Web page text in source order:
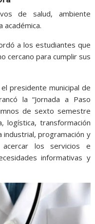
m
de salud, ambiente
académica.
a los estudiantes que
cercano para cumplir sus
presidente municipal de
la “Jornada a Paso
de sexto semestre
logística, transformación
industrial, programación y
los servicios e
informativas y